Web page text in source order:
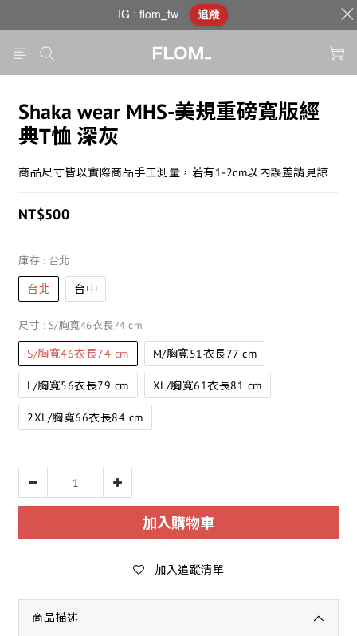
Shaka wear MHS-美規重磅寬版經
典T恤 深灰
商品尺寸皆以實際商品手工測量，若有1-2cm以內誤差請見諒
NT$500
庫存 : 台北
台北 台中
尺寸 : S/胸寬46衣長74 cm
S/胸寬46衣長74 cm M/胸寬51衣長77 cm
L/胸寬56衣長79 cm XL/胸寬61衣長81 cm
2XL/胸寬66衣長84 cm
加入購物車
加入追蹤清單
商品描述
IG : flom_tw 追蹤